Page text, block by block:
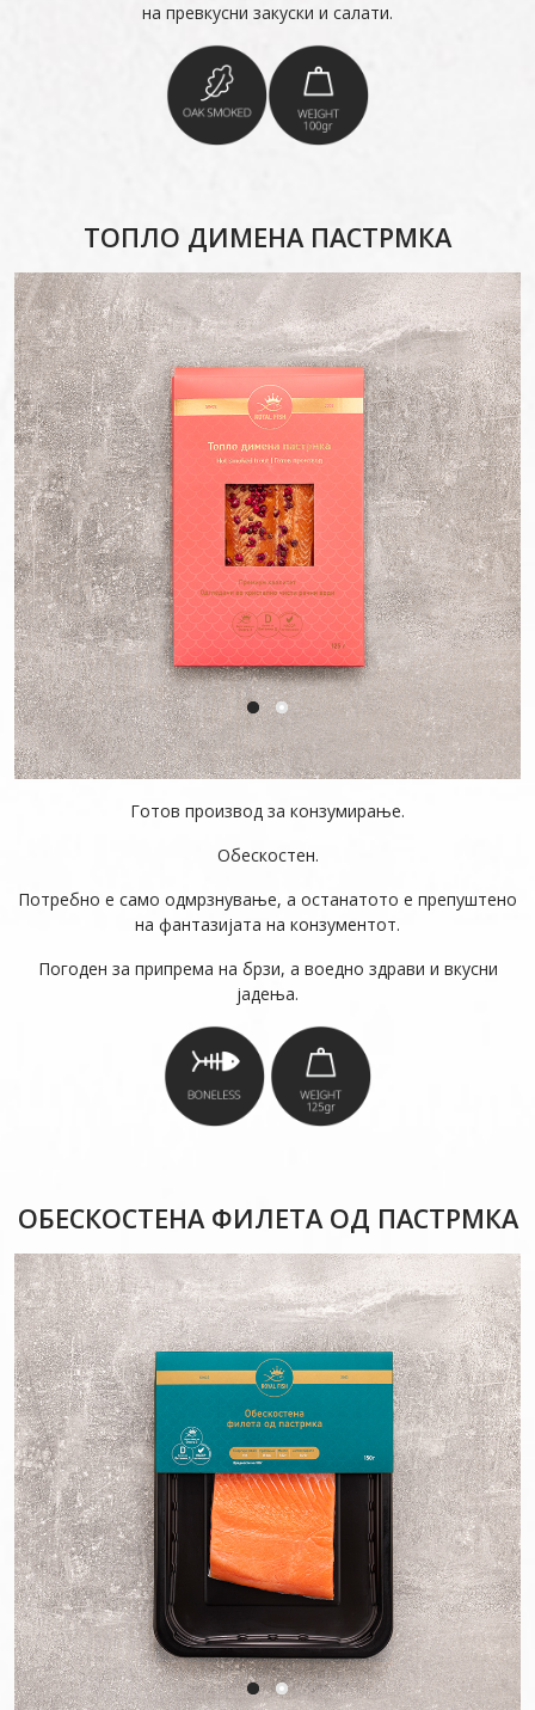
на превкусни закуски и салати.
ТОПЛО ДИМЕНА ПАСТРМКА
Готов производ за конзумирање.
Обескостен.
Потребно е само одмрзнување, а останатото е препуштено
на фантазијата на конзументот.
Погоден за припрема на брзи, а воедно здрави и вкусни
јадења.
ОБЕСКОСТЕНА ФИЛЕТА ОД ПАСТРМКА